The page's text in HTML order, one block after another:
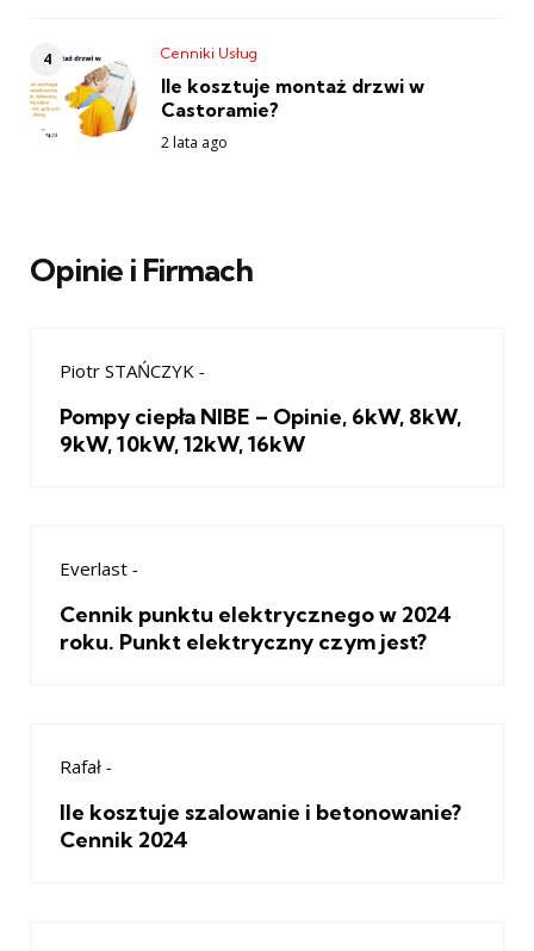
Cenniki Usług
Ile kosztuje montaż drzwi w
Castoramie?
2 lata ago
Opinie i Firmach
Piotr STAŃCZYK -
Pompy ciepła NIBE – Opinie, 6kW, 8kW,
9kW, 10kW, 12kW, 16kW
Everlast -
Cennik punktu elektrycznego w 2024
roku. Punkt elektryczny czym jest?
Rafał -
Ile kosztuje szalowanie i betonowanie?
Cennik 2024